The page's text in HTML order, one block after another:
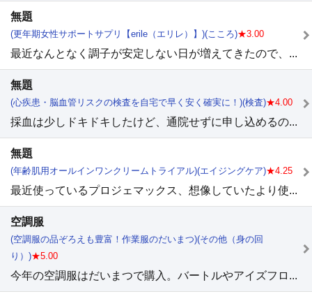
無題
(更年期女性サポートサプリ【erile（エリレ）】)(こころ)★3.00
最近なんとなく調子が安定しない日が増えてきたので、...
無題
(心疾患・脳血管リスクの検査を自宅で早く安く確実に！)(検査)★4.00
採血は少しドキドキしたけど、通院せずに申し込めるの...
無題
(年齢肌用オールインワンクリームトライアル)(エイジングケア)★4.25
最近使っているプロジェマックス、想像していたより使...
空調服
(空調服の品ぞろえも豊富！作業服のだいまつ)(その他（身の回
り）)★5.00
今年の空調服はだいまつで購入。バートルやアイズフロ...